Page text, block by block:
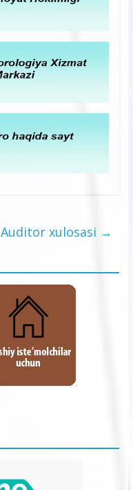
Auditor xulosasi →